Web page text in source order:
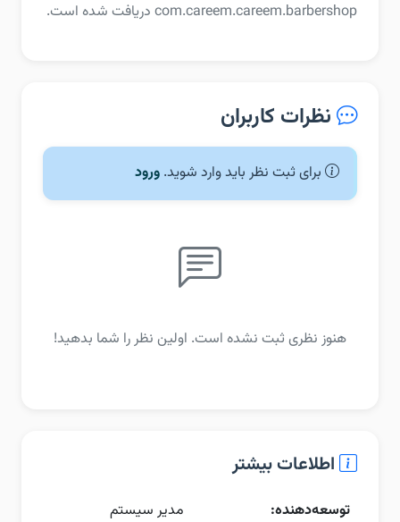
com.careem.careem.barbershop دریافت شده است.
نظرات کاربران
برای ثبت نظر باید وارد شوید. ورود
هنوز نظری ثبت نشده است. اولین نظر را شما بدهید!
اطلاعات بیشتر
توسعه‌دهنده:
مدیر سیستم